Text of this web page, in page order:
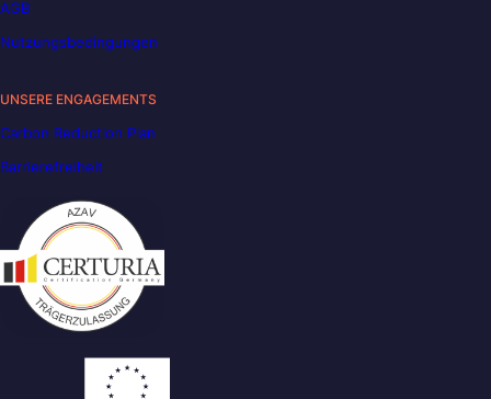
AGB
Nutzungsbedingungen
UNSERE ENGAGEMENTS
Carbon Reduction Plan
Barrierefreiheit